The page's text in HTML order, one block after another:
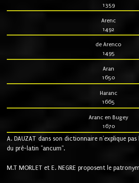
1359
Arenc
1492
de Arenco
1495
Aran
1650
Haranc
1665
Aranc en Bugey
1670
A. DAUZAT dans son dictionnaire n'explique
du pré-latin "ancum".
M.T MORLET et E. NEGRE proposent le